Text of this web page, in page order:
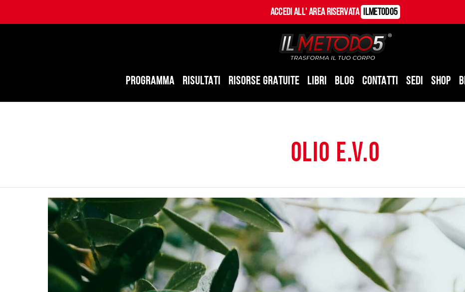
Accedi all' Area Riservata ILMetodo5
PROGRAMMA RISULTATI RISORSE GRATUITE LIBRI BLOG CONTATTI SEDI SHOP
olio e.v.o